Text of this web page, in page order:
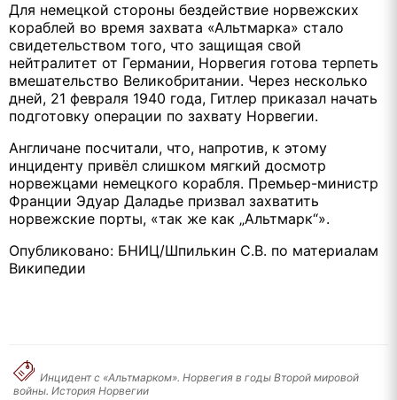
Для немецкой стороны бездействие норвежских
кораблей во время захвата «Альтмарка» стало
свидетельством того, что защищая свой
нейтралитет от Германии, Норвегия готова терпеть
вмешательство Великобритании. Через несколько
дней, 21 февраля 1940 года, Гитлер приказал начать
подготовку операции по захвату Норвегии.
Англичане посчитали, что, напротив, к этому
инциденту привёл слишком мягкий досмотр
норвежцами немецкого корабля. Премьер-министр
Франции Эдуар Даладье призвал захватить
норвежские порты, «так же как „Альтмарк“».
Опубликовано: БНИЦ/Шпилькин С.В. по материалам
Википедии
Инцидент с «Альтмарком». Норвегия в годы Второй мировой
войны. История Норвегии